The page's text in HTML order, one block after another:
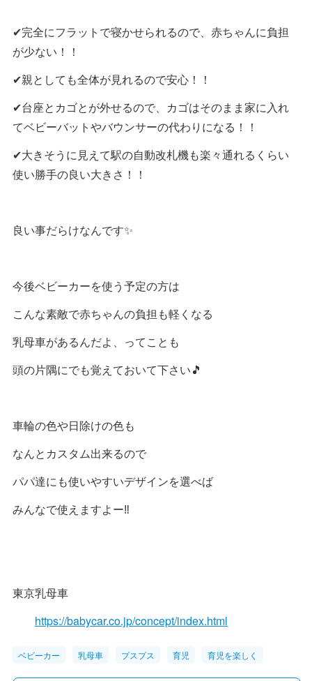
✔︎完全にフラットで寝かせられるので、赤ちゃんに負担
が少ない！！
✔︎親としても全体が見れるので安心！！
✔︎台座とカゴとが外せるので、カゴはそのまま家に入れ
てベビーバットやバウンサーの代わりになる！！
✔︎大きそうに見えて駅の自動改札機も楽々通れるくらい
使い勝手の良い大きさ！！
良い事だらけなんです✨
今後ベビーカーを使う予定の方は
こんな素敵で赤ちゃんの負担も軽くなる
乳母車があるんだよ、ってことも
頭の片隅にでも覚えておいて下さい🎵
車輪の色や日除けの色も
なんとカスタム出来るので
パパ達にも使いやすいデザインを選べば
みんなで使えますよー‼️
東京乳母車
https://babycar.co.jp/concept/index.html
ベビーカー 乳母車 プスプス 育児 育児を楽しく